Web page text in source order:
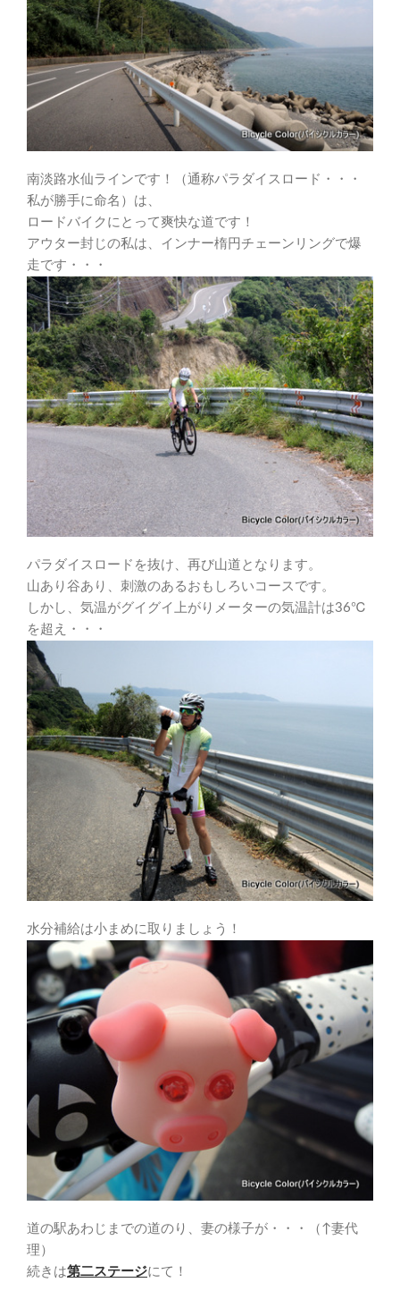
南淡路水仙ラインです！（通称パラダイスロード・・・
私が勝手に命名）は、
ロードバイクにとって爽快な道です！
アウター封じの私は、インナー楕円チェーンリングで爆
走です・・・
パラダイスロードを抜け、再び山道となります。
山あり谷あり、刺激のあるおもしろいコースです。
しかし、気温がグイグイ上がりメーターの気温計は36℃
を超え・・・
水分補給は小まめに取りましょう！
道の駅あわじまでの道のり、妻の様子が・・・（↑妻代
理）
続きは第二ステージにて！